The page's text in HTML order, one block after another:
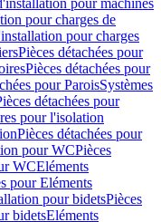
pour machines
pour charges de
pour charges
Pièces détachées pour
Pièces détachées pour
pour ParoisSystèmes
détachées pour
pour l'isolation
Pièces détachées pour
pour WCPièces
WCEléments
pour Eléments
pour bidetsPièces
bidetsEléments